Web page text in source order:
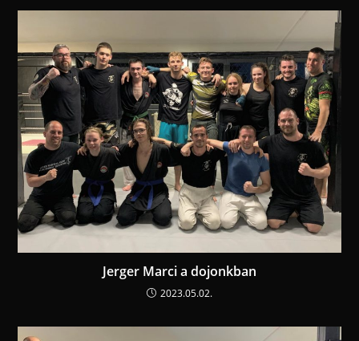
Jerger Marci a dojonkban
2023.05.02.